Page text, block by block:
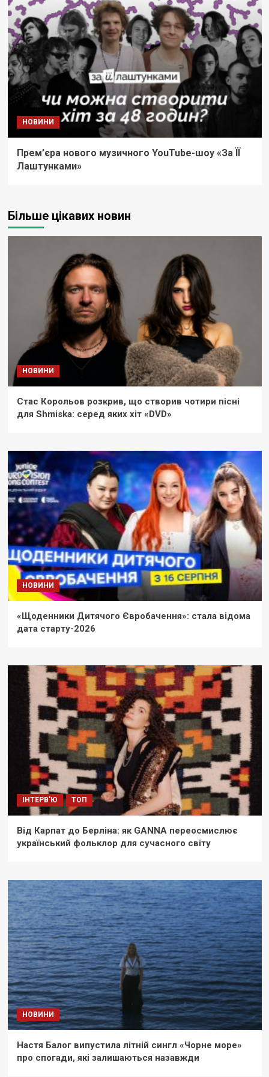
НОВИНИ
Прем’єра нового музичного YouTube-шоу «За ЇЇ
Лаштунками»
Більше цікавих новин
НОВИНИ
Стас Корольов розкрив, що створив чотири пісні
для Shmiska: серед яких хіт «DVD»
НОВИНИ
«Щоденники Дитячого Євробачення»: стала відома
дата старту-2026
ІНТЕРВ'Ю ТОП
Від Карпат до Берліна: як GANNA переосмислює
український фольклор для сучасного світу
НОВИНИ
Настя Балог випустила літній сингл «Чорне море»
про спогади, які залишаються назавжди